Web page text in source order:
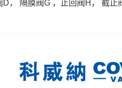
， 隔膜阀G ，止回阀H， 截止